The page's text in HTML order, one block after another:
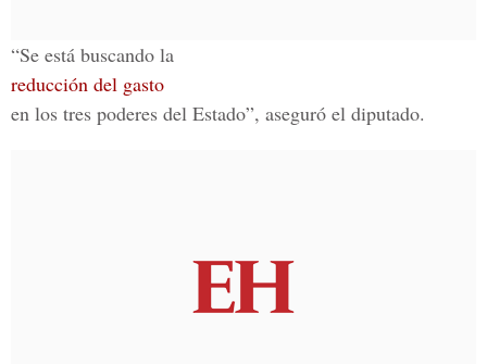
“Se está buscando la
reducción del gasto
en los tres poderes del Estado”, aseguró el diputado.